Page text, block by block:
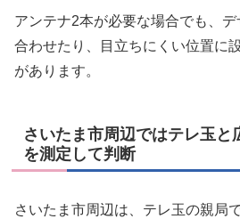
アンテナ2本が必要な場合でも、
合わせたり、目立ちにくい位置に
があります。
さいたま市周辺ではテレ玉と
を測定して判断
さいたま市周辺は、テレ玉の親局